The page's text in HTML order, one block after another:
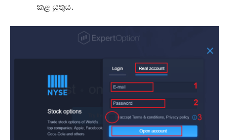
කළ යුතුය.